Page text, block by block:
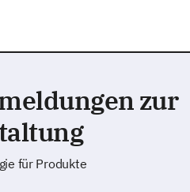
zur
für Produkte